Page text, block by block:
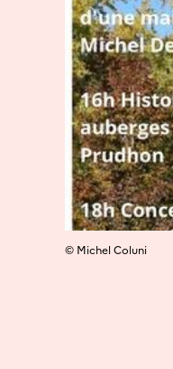
© Michel Coluni